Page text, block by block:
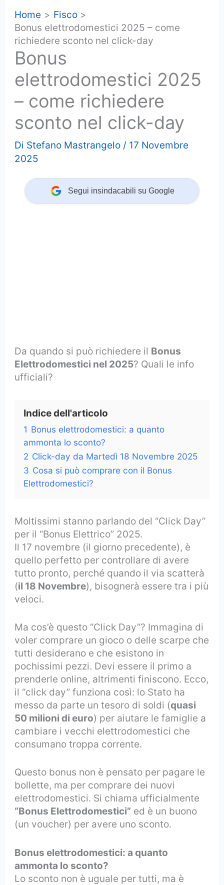
Home
Fisco
Bonus elettrodomestici 2025 – come
richiedere sconto nel click-day
Bonus
elettrodomestici 2025
– come richiedere
sconto nel click-day
Di Stefano Mastrangelo / 17 Novembre
2025
Segui insindacabili su Google
Da quando si può richiedere il Bonus
Elettrodomestici nel 2025? Quali le info
ufficiali?
Indice dell'articolo
1 Bonus elettrodomestici: a quanto
ammonta lo sconto?
2 Click-day da Martedì 18 Novembre 2025
3 Cosa si può comprare con il Bonus
Elettrodomestici?
Moltissimi stanno parlando del “Click Day”
per il “Bonus Elettrico” 2025.
Il 17 novembre (il giorno precedente), è
quello perfetto per controllare di avere
tutto pronto, perché quando il via scatterà
(il 18 Novembre), bisognerà essere tra i più
veloci.
Ma cos’è questo “Click Day”? Immagina di
voler comprare un gioco o delle scarpe che
tutti desiderano e che esistono in
pochissimi pezzi. Devi essere il primo a
prenderle online, altrimenti finiscono. Ecco,
il “click day” funziona così: lo Stato ha
messo da parte un tesoro di soldi (quasi
50 milioni di euro) per aiutare le famiglie a
cambiare i vecchi elettrodomestici che
consumano troppa corrente.
Questo bonus non è pensato per pagare le
bollette, ma per comprare dei nuovi
elettrodomestici. Si chiama ufficialmente
“Bonus Elettrodomestici” ed è un buono
(un voucher) per avere uno sconto.
Bonus elettrodomestici: a quanto
ammonta lo sconto?
Lo sconto non è uguale per tutti, ma è